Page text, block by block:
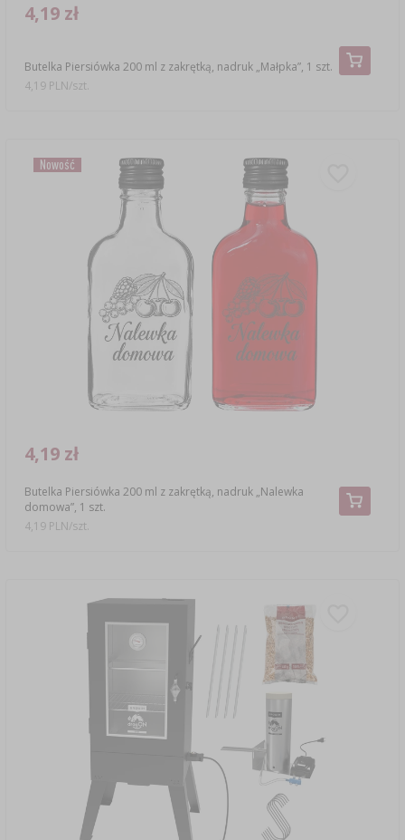
Butelka Piersiówka 200 ml z zakrętką, nadruk „Małpka”, 1 szt.
4,19 zł
4,19 PLN/szt.
Nowość
Butelka Piersiówka 200 ml z zakrętką, nadruk „Nalewka
domowa”, 1 szt.
4,19 zł
4,19 PLN/szt.